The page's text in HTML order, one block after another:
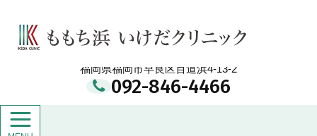
ももち浜 いけだクリニック
福岡県福岡市早良区百道浜4-13-2
092-846-4466